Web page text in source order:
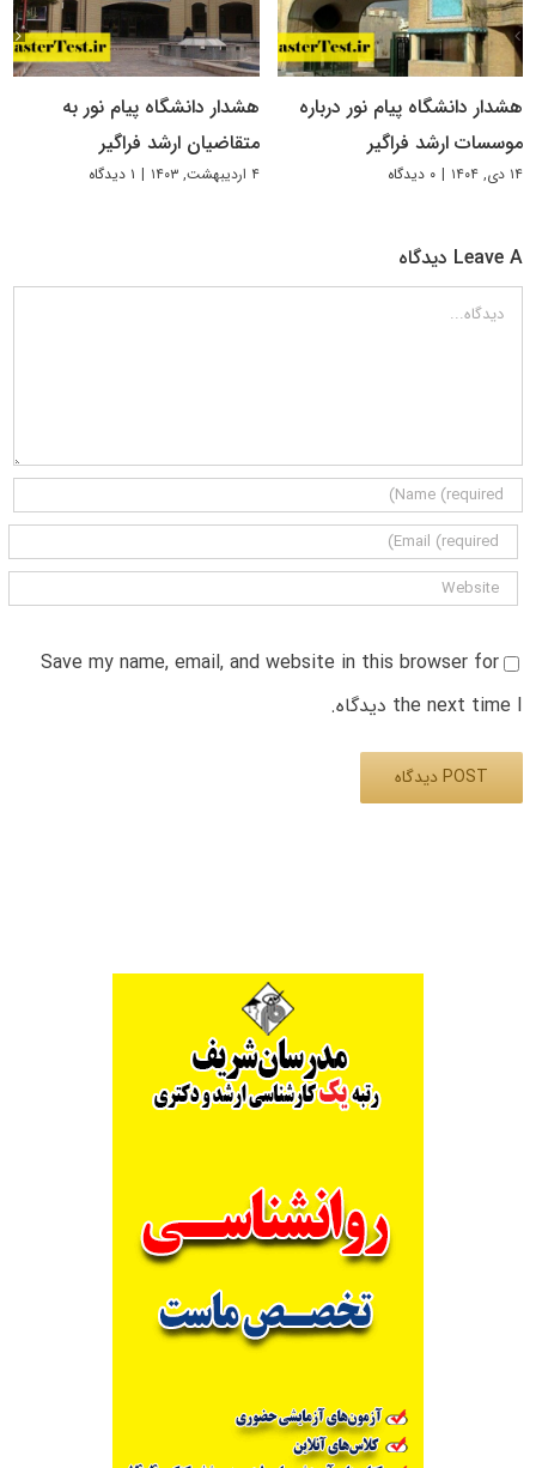
هشدار دانشگاه پیام نور درباره
موسسات ارشد فراگیر
۱۴ دی, ۱۴۰۴ | ۰ دیدگاه
هشدار دانشگاه پیام نور به
متقاضیان ارشد فراگیر
۴ اردیبهشت, ۱۴۰۳ | ۱ دیدگاه
Leave A دیدگاه
دیدگاه
Save my name, email, and website in this browser for
the next time I دیدگاه.